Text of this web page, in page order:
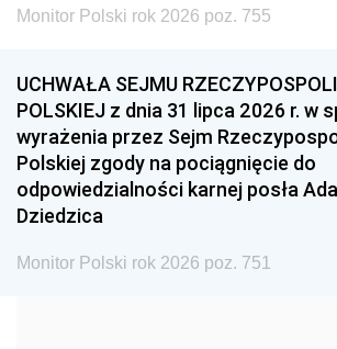
1996 1995
1993 1992
1990 1989
1987 1986
Monitor Polski rok 2026 poz. 755
UCHWAŁA SEJMU
POLSKIEJ z dnia 31 lipca 2026 r. w
wyrażenia przez Sejm
Polskiej zgody na pociągnięcie do
odpowiedzialności karnej posła
Dziedzica
Monitor Polski rok 2026 poz. 751